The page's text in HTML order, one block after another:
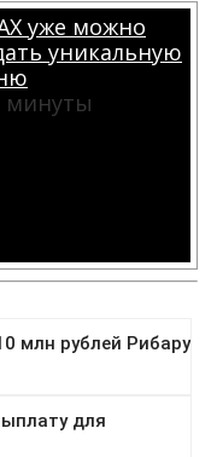
уже можно
уникальную
минуты